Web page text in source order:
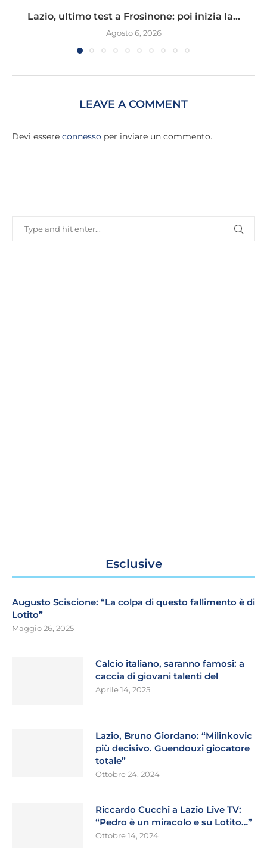
Lazio, ultimo test a Frosinone: poi inizia la...
Agosto 6, 2026
LEAVE A COMMENT
Devi essere connesso per inviare un commento.
Esclusive
Augusto Sciscione: “La colpa di questo fallimento è di
Lotito”
Maggio 26, 2025
Calcio italiano, saranno famosi: a
caccia di giovani talenti del
Aprile 14, 2025
Lazio, Bruno Giordano: “Milinkovic
più decisivo. Guendouzi giocatore
totale”
Ottobre 24, 2024
Riccardo Cucchi a Lazio Live TV:
“Pedro è un miracolo e su Lotito…”
Ottobre 14, 2024